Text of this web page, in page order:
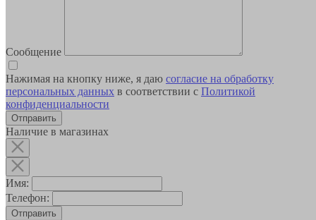
Сообщение
Нажимая на кнопку ниже, я даю согласие на обработку
персональных данных в соответствии с Политикой
конфиденциальности
Наличие в магазинах
Имя:
Телефон:
Отправить